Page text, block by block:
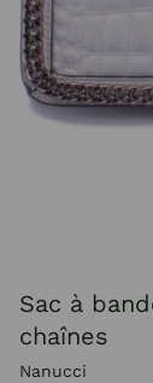
Sac à
chaînes
Nanucci